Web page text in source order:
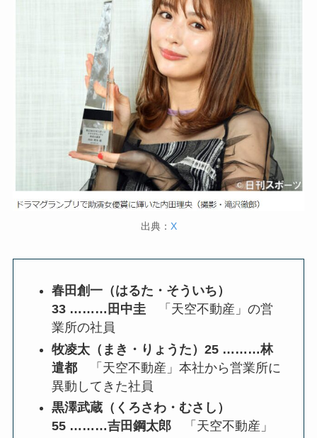
出典： X
春田創一（はるた・そういち）
33 ………田中圭「天空不動産」の営
業所の社員
牧凌太（まき・りょうた）25 ………林
遣都「天空不動産」本社から営業所に
異動してきた社員
黒澤武蔵（くろさわ・むさし）
55 ………吉田鋼太郎「天空不動産」